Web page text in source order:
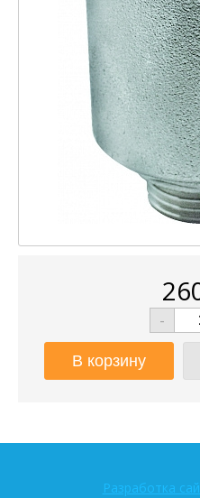
-
Разработка